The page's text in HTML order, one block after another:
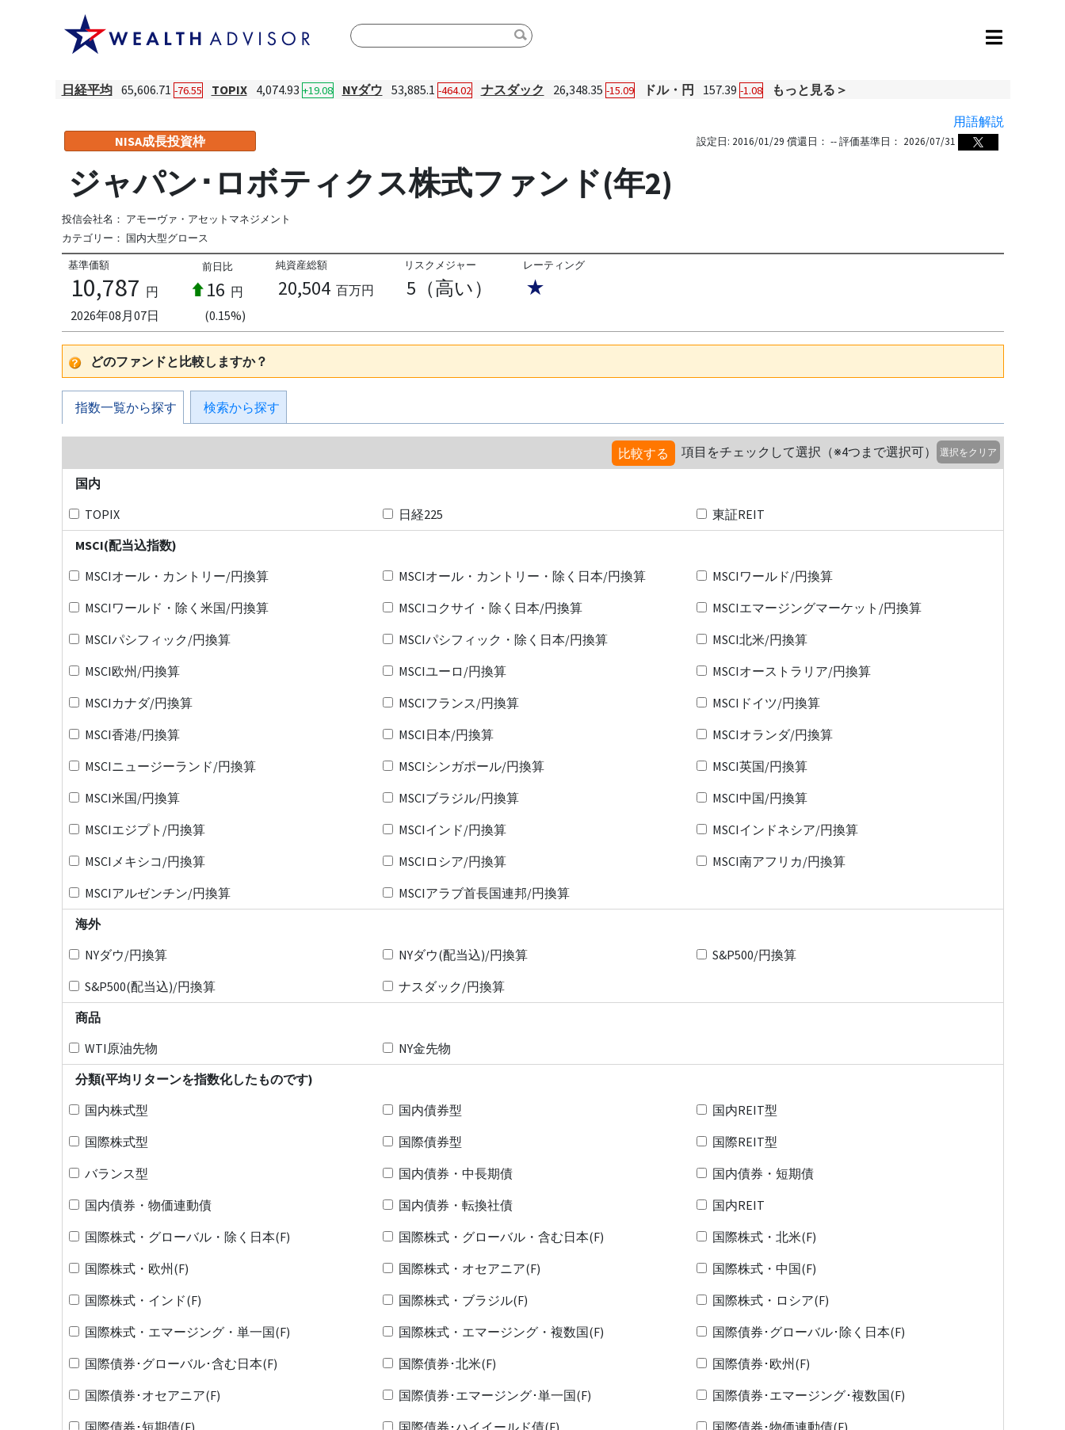
日経平均 65,606.71 -76.55 TOPIX 4,074.93 +19.08 NYダウ 53,885.1 -464.02 ナスダック 26,348.35 -15.09 ドル・円 157.39 -1.08
もっと見る＞
用語解説
NISA成長投資枠
設定日: 2016/01/29 償還日： -- 評価基準日： 2026/07/31
ジャパン･ロボティクス株式ファンド(年2)
投信会社名： アモーヴァ・アセットマネジメント
カテゴリー： 国内大型グロース
基準価額
10,787 円
2026年08月07日
前日比
16 円
(0.15%)
純資産総額
20,504 百万円
リスクメジャー
5（高い）
レーティング
★
どのファンドと比較しますか？
指数一覧から探す 検索から探す
比較する 項目をチェックして選択（※4つまで選択可） 選択をクリア
国内
TOPIX
日経225
東証REIT
MSCI(配当込指数)
MSCIオール・カントリー/円換算
MSCIオール・カントリー・除く日本/円換算
MSCIワールド/円換算
MSCIワールド・除く米国/円換算
MSCIコクサイ・除く日本/円換算
MSCIエマージングマーケット/円換算
MSCIパシフィック/円換算
MSCIパシフィック・除く日本/円換算
MSCI北米/円換算
MSCI欧州/円換算
MSCIユーロ/円換算
MSCIオーストラリア/円換算
MSCIカナダ/円換算
MSCIフランス/円換算
MSCIドイツ/円換算
MSCI香港/円換算
MSCI日本/円換算
MSCIオランダ/円換算
MSCIニュージーランド/円換算
MSCIシンガポール/円換算
MSCI英国/円換算
MSCI米国/円換算
MSCIブラジル/円換算
MSCI中国/円換算
MSCIエジプト/円換算
MSCIインド/円換算
MSCIインドネシア/円換算
MSCIメキシコ/円換算
MSCIロシア/円換算
MSCI南アフリカ/円換算
MSCIアルゼンチン/円換算
MSCIアラブ首長国連邦/円換算
海外
NYダウ/円換算
NYダウ(配当込)/円換算
S&P500/円換算
S&P500(配当込)/円換算
ナスダック/円換算
商品
WTI原油先物
NY金先物
分類(平均リターンを指数化したものです)
国内株式型
国内債券型
国内REIT型
国際株式型
国際債券型
国際REIT型
バランス型
国内債券・中長期債
国内債券・短期債
国内債券・物価連動債
国内債券・転換社債
国内REIT
国際株式・グローバル・除く日本(F)
国際株式・グローバル・含む日本(F)
国際株式・北米(F)
国際株式・欧州(F)
国際株式・オセアニア(F)
国際株式・中国(F)
国際株式・インド(F)
国際株式・ブラジル(F)
国際株式・ロシア(F)
国際株式・エマージング・単一国(F)
国際株式・エマージング・複数国(F)
国際債券･グローバル･除く日本(F)
国際債券･グローバル･含む日本(F)
国際債券･北米(F)
国際債券･欧州(F)
国際債券･オセアニア(F)
国際債券･エマージング･単一国(F)
国際債券･エマージング･複数国(F)
国際債券･短期債(F)
国際債券･ハイイールド債(F)
国際債券･物価連動債(F)